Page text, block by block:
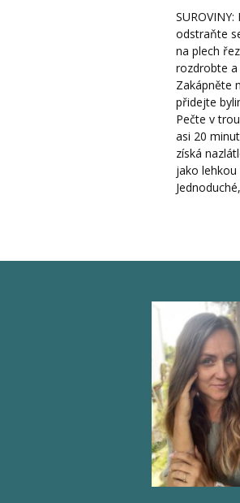
odstraňte
na plech
rozdrobte a
Zakápněte
přidejte
Pečte v
asi 20
získá
jako